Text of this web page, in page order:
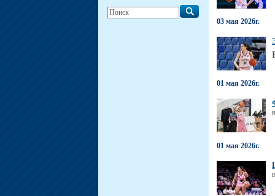
03 мая 2026г.
01 мая 2026г.
01 мая 2026г.